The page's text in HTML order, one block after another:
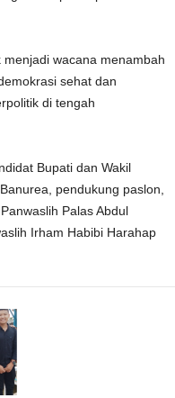
wacana menambah
sehat dan
di tengah
Bupati dan Wakil
pendukung paslon,
Palas Abdul
Irham Habibi Harahap